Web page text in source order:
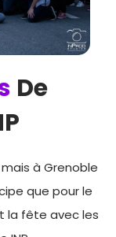
De
à Grenoble
que pour le
la fête avec les